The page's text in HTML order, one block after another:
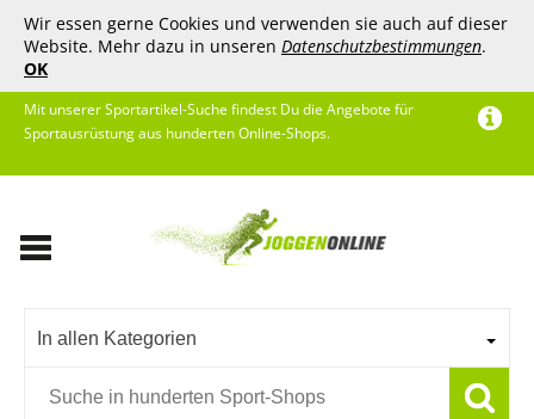
Wir essen gerne Cookies und verwenden sie auch auf dieser
Website. Mehr dazu in unseren Datenschutzbestimmungen.
OK
Mit unserer Sportartikel-Suche findest Du die Angebote für
Sportausrüstung aus hunderten Online-Shops.
In allen Kategorien